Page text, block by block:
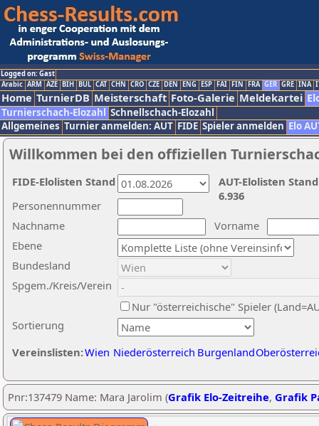
Logged on: Gast
Arabic ARM AZE BIH BUL CAT CHN CRO CZE DEN ENG ESP FAI FIN FRA GER GRE INA
Home TurnierDB Meisterschaft Foto-Galerie Meldekartei
Turnierschach-Elozahl Schnellschach-Elozahl
Allgemeines Turnier anmelden: AUT FIDE Spieler anmelden Elo
Willkommen bei den offiziellen
Nachname
Vorname
Ebene
Sortierung
Personennummer
Bundesland
Spgem./Kreis/Verein
Nur "österreichische" Spieler
Vereinslisten:Wien Niederösterreich Burgenland
AUT-Elolisten
6.936
FIDE-Elolisten Stand
Pnr:137479 Name: Mara Jarolim (Grafik Elo-Zeitreihe, Grafik